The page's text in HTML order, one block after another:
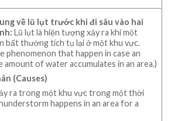
về lũ lụt trước khi đi sâu vào hai
Lũ lụt là hiện tượng xảy ra khi một
bất thường tích tụ lại ở một khu vực.
phenomenon that happen in case an
amount of water accumulates in an area.)
(Causes)
ra trong một khu vực trong một thời
happens in an area for a